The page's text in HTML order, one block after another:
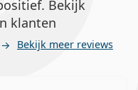
Bekijk
klanten
Bekijk meer reviews